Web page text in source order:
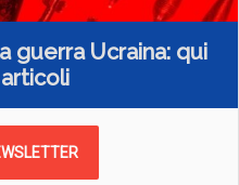
guerra Ucraina: qui